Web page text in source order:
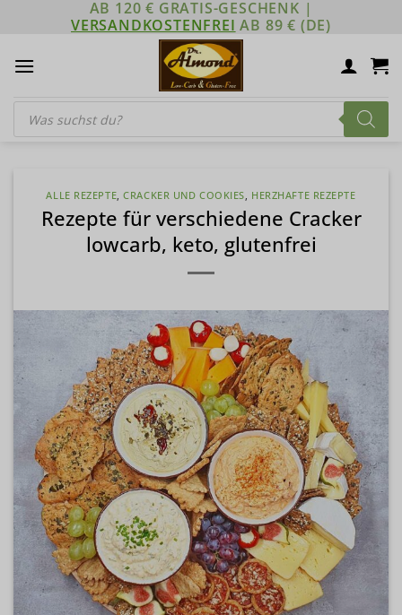
AB 120 € GRATIS-GESCHENK |
VERSANDKOSTENFREI AB 89 € (DE)
Products
search
ALLE REZEPTE,CRACKER UND COOKIES, HERZHAFTE REZEPTE
Rezepte für verschiedene Cracker
lowcarb, keto, glutenfrei